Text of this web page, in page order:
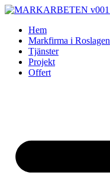
Skip
contentHem
Markfirma i Roslagen
Tjänster
Projekt
Offert